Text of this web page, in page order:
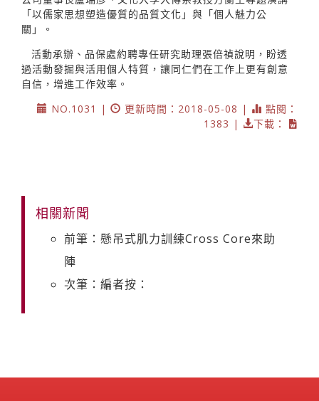
「以儒家思想塑造優質的品質文化」與「個人魅力公
關」。
活動承辦、品保處約聘專任研究助理張倍禎說明，盼透
過活動發掘與活用個人特質，讓同仁們在工作上更有創意
自信，增進工作效率。
NO.1031 |
更新時間：2018-05-08 |
點閱：
1383 |
下載：
相關新聞
前筆：懸吊式肌力訓練Cross Core來助
陣
次筆：編者按：